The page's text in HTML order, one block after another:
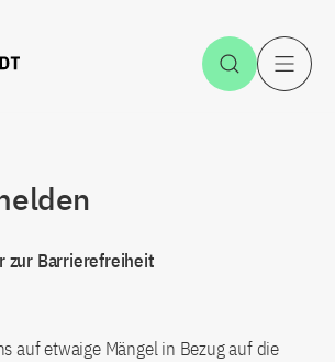
Suche
zur Barrierefreiheit
auf etwaige Mängel in Bezug auf die